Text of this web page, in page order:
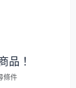
品！
條件